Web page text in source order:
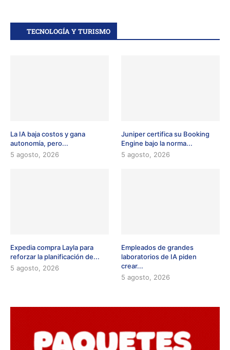
TECNOLOGÍA Y TURISMO
La IA baja costos y gana
autonomía, pero...
5 agosto, 2026
Juniper certifica su Booking
Engine bajo la norma...
5 agosto, 2026
Expedia compra Layla para
reforzar la planificación de...
5 agosto, 2026
Empleados de grandes
laboratorios de IA piden
crear...
5 agosto, 2026